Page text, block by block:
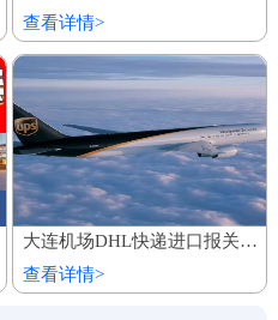
查看详情>
大连机场DHL快递进口报关代理公司
查看详情>